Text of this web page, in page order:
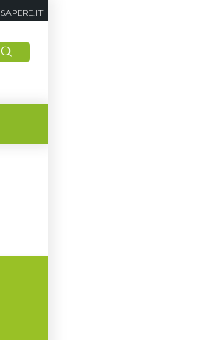
SAPERE.IT